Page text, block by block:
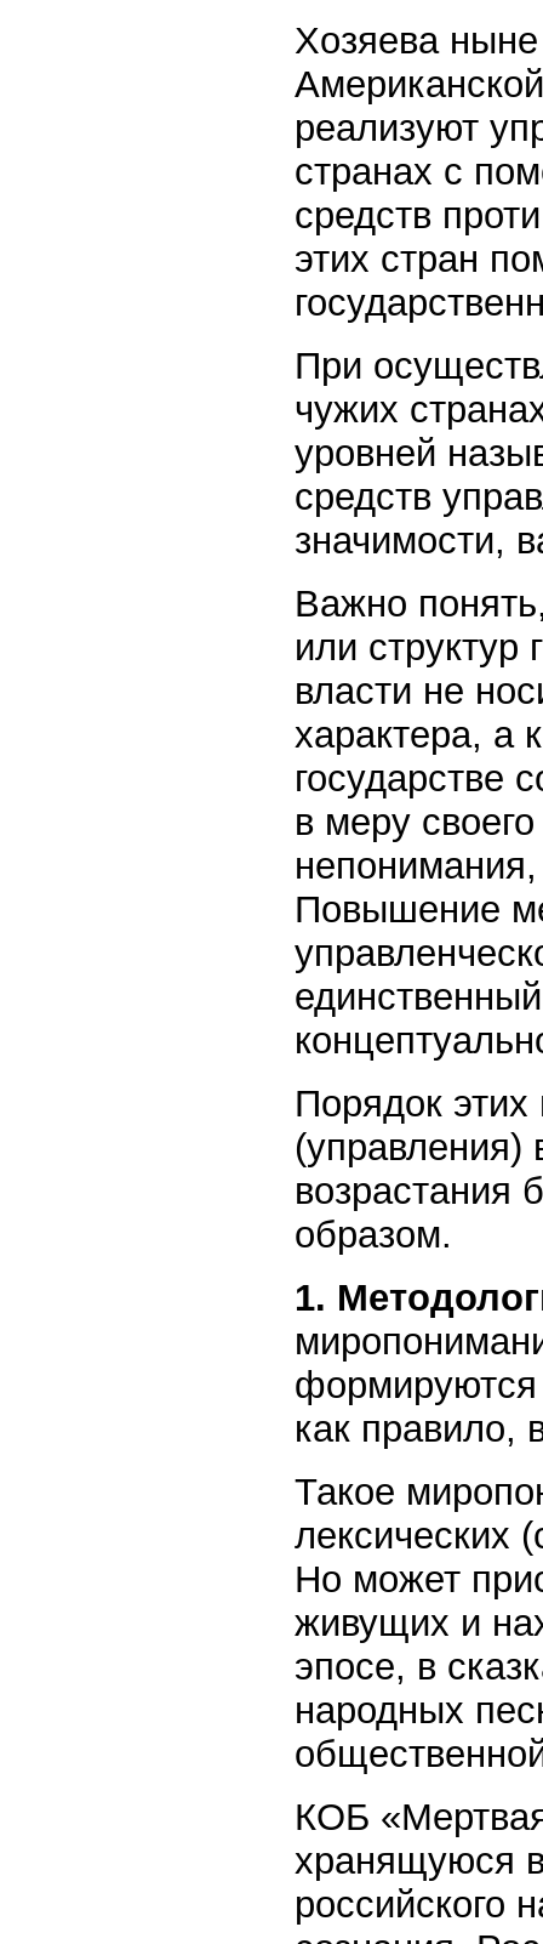
Хозяева
реализуют
странах с
средств
этих стран
При
чужих
уровней
средств
значимости,
Важно
или структур
власти не
характера, а
государстве
в меру
Повышение
Порядок
возрастания
образом.
1.
формируются
как правило,
Такое
лексических
Но может
живущих и
эпосе, в
народных
КОБ
хранящуюся
российского